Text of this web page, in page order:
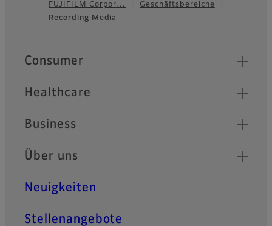
FooterFUJIFILM Corpor…
Geschäftsbereiche
Recording Media
Quick Links
Consumer
Healthcare
Business
Über uns
Neuigkeiten
Stellenangebote